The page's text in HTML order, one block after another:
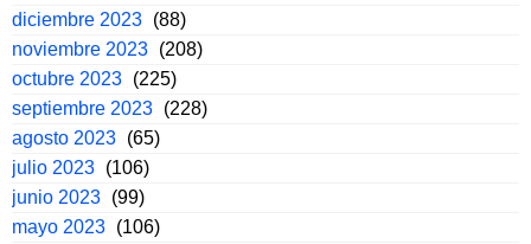
diciembre 2023 (88)
noviembre 2023 (208)
octubre 2023 (225)
septiembre 2023 (228)
agosto 2023 (65)
julio 2023 (106)
junio 2023 (99)
mayo 2023 (106)